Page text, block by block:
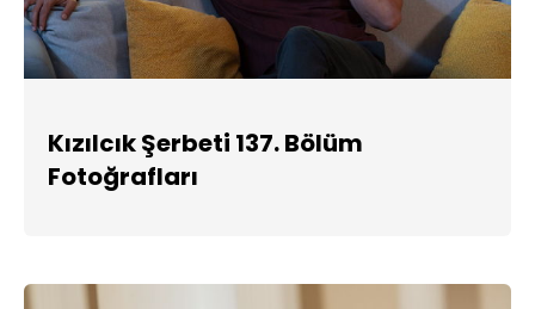
Kızılcık Şerbeti 137. Bölüm
Fotoğrafları